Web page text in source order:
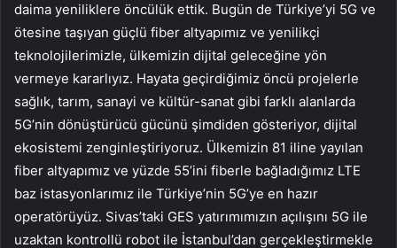
daima yeniliklere öncülük ettik. Bugün de Türkiye’yi 5G ve
ötesine taşıyan güçlü fiber altyapımız ve yenilikçi
teknolojilerimizle, ülkemizin dijital geleceğine yön
vermeye kararlıyız. Hayata geçirdiğimiz öncü projelerle
sağlık, tarım, sanayi ve kültür-sanat gibi farklı alanlarda
5G’nin dönüştürücü gücünü şimdiden gösteriyor, dijital
ekosistemi zenginleştiriyoruz. Ülkemizin 81 iline yayılan
fiber altyapımız ve yüzde 55’ini fiberle bağladığımız LTE
baz istasyonlarımız ile Türkiye’nin 5G’ye en hazır
operatörüyüz. Sivas’taki GES yatırımımızın açılışını 5G ile
uzaktan kontrollü robot ile İstanbul’dan gerçekleştirmekle